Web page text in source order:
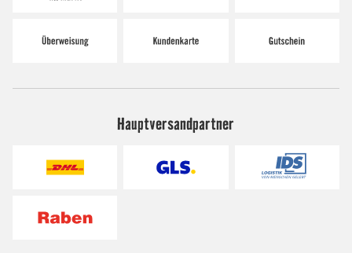
Hauptversandpartner